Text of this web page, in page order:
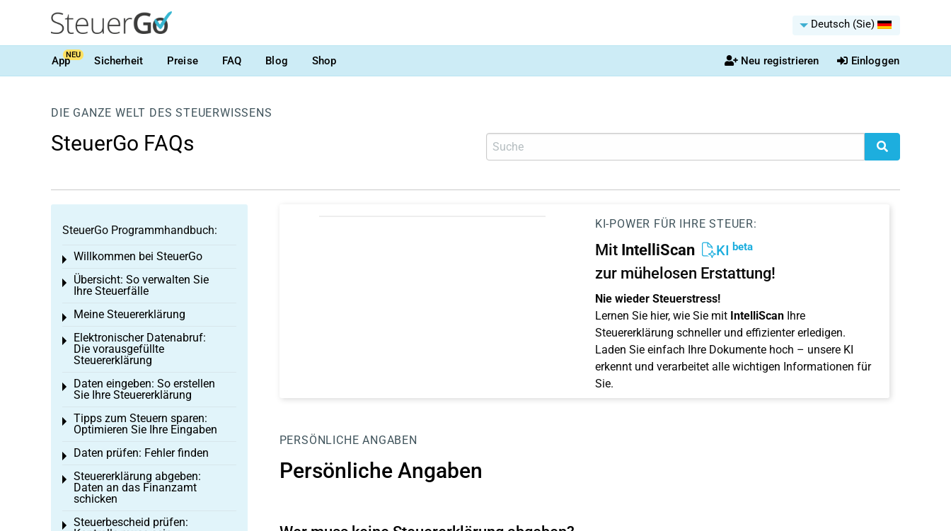
Deutsch (Sie)
AppNEU Sicherheit Preise FAQ Blog Shop Neu registrieren Einloggen
DIE GANZE WELT DES STEUERWISSENS
SteuerGo FAQs
KI-POWER FÜR IHRE STEUER:
Mit IntelliScan KI beta
zur mühelosen Erstattung!
Nie wieder Steuerstress!
Lernen Sie hier, wie Sie mit IntelliScanIhre
Steuererklärung schneller und effizienter erledigen.
Laden Sie einfach Ihre Dokumente hoch – unsere KI
erkennt und verarbeitet alle wichtigen Informationen für
Sie.
PERSÖNLICHE ANGABEN
Persönliche Angaben
SteuerGo Programmhandbuch:
Willkommen bei SteuerGo
Toggle menu
Übersicht: So verwalten Sie
Ihre Steuerfälle
Toggle menu
Meine Steuererklärung
Toggle menu
Elektronischer Datenabruf:
Die vorausgefüllte
Steuererklärung
Toggle menu
Daten eingeben: So erstellen
Sie Ihre Steuererklärung
Toggle menu
Tipps zum Steuern sparen:
Optimieren Sie Ihre Eingaben
Toggle menu
Daten prüfen: Fehler finden
Toggle menu
Steuererklärung abgeben:
Daten an das Finanzamt
schicken
Toggle menu
Steuerbescheid prüfen:
Toggle menu